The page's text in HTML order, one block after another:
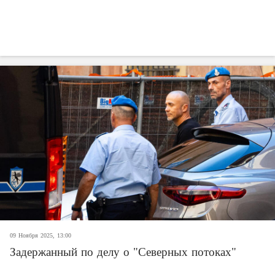
09 Ноября 2025, 13:00
Задержанный по делу о "Северных потоках"